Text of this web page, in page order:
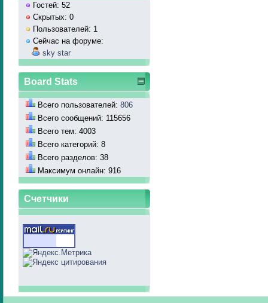
Гостей: 52
Скрытых: 0
Пользователей: 1
Сейчас на форуме:
sky star
Board Stats
Всего пользователей: 806
Всего сообщений: 115656
Всего тем: 4003
Всего категорий: 8
Всего разделов: 38
Максимум онлайн: 916
Счетчики